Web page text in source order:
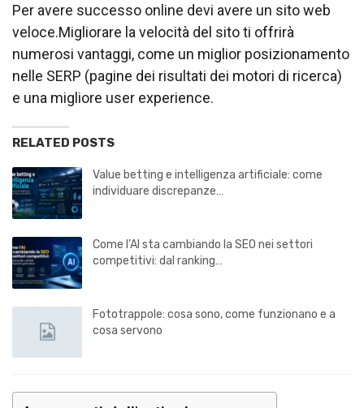
Per avere successo online devi avere un sito web
veloce.Migliorare la velocità del sito ti offrirà
numerosi vantaggi, come un miglior posizionamento
nelle SERP (pagine dei risultati dei motori di ricerca)
e una migliore user experience.
RELATED POSTS
Value betting e intelligenza artificiale: come
individuare discrepanze…
Come l’AI sta cambiando la SEO nei settori
competitivi: dal ranking…
Fototrappole: cosa sono, come funzionano e a
cosa servono